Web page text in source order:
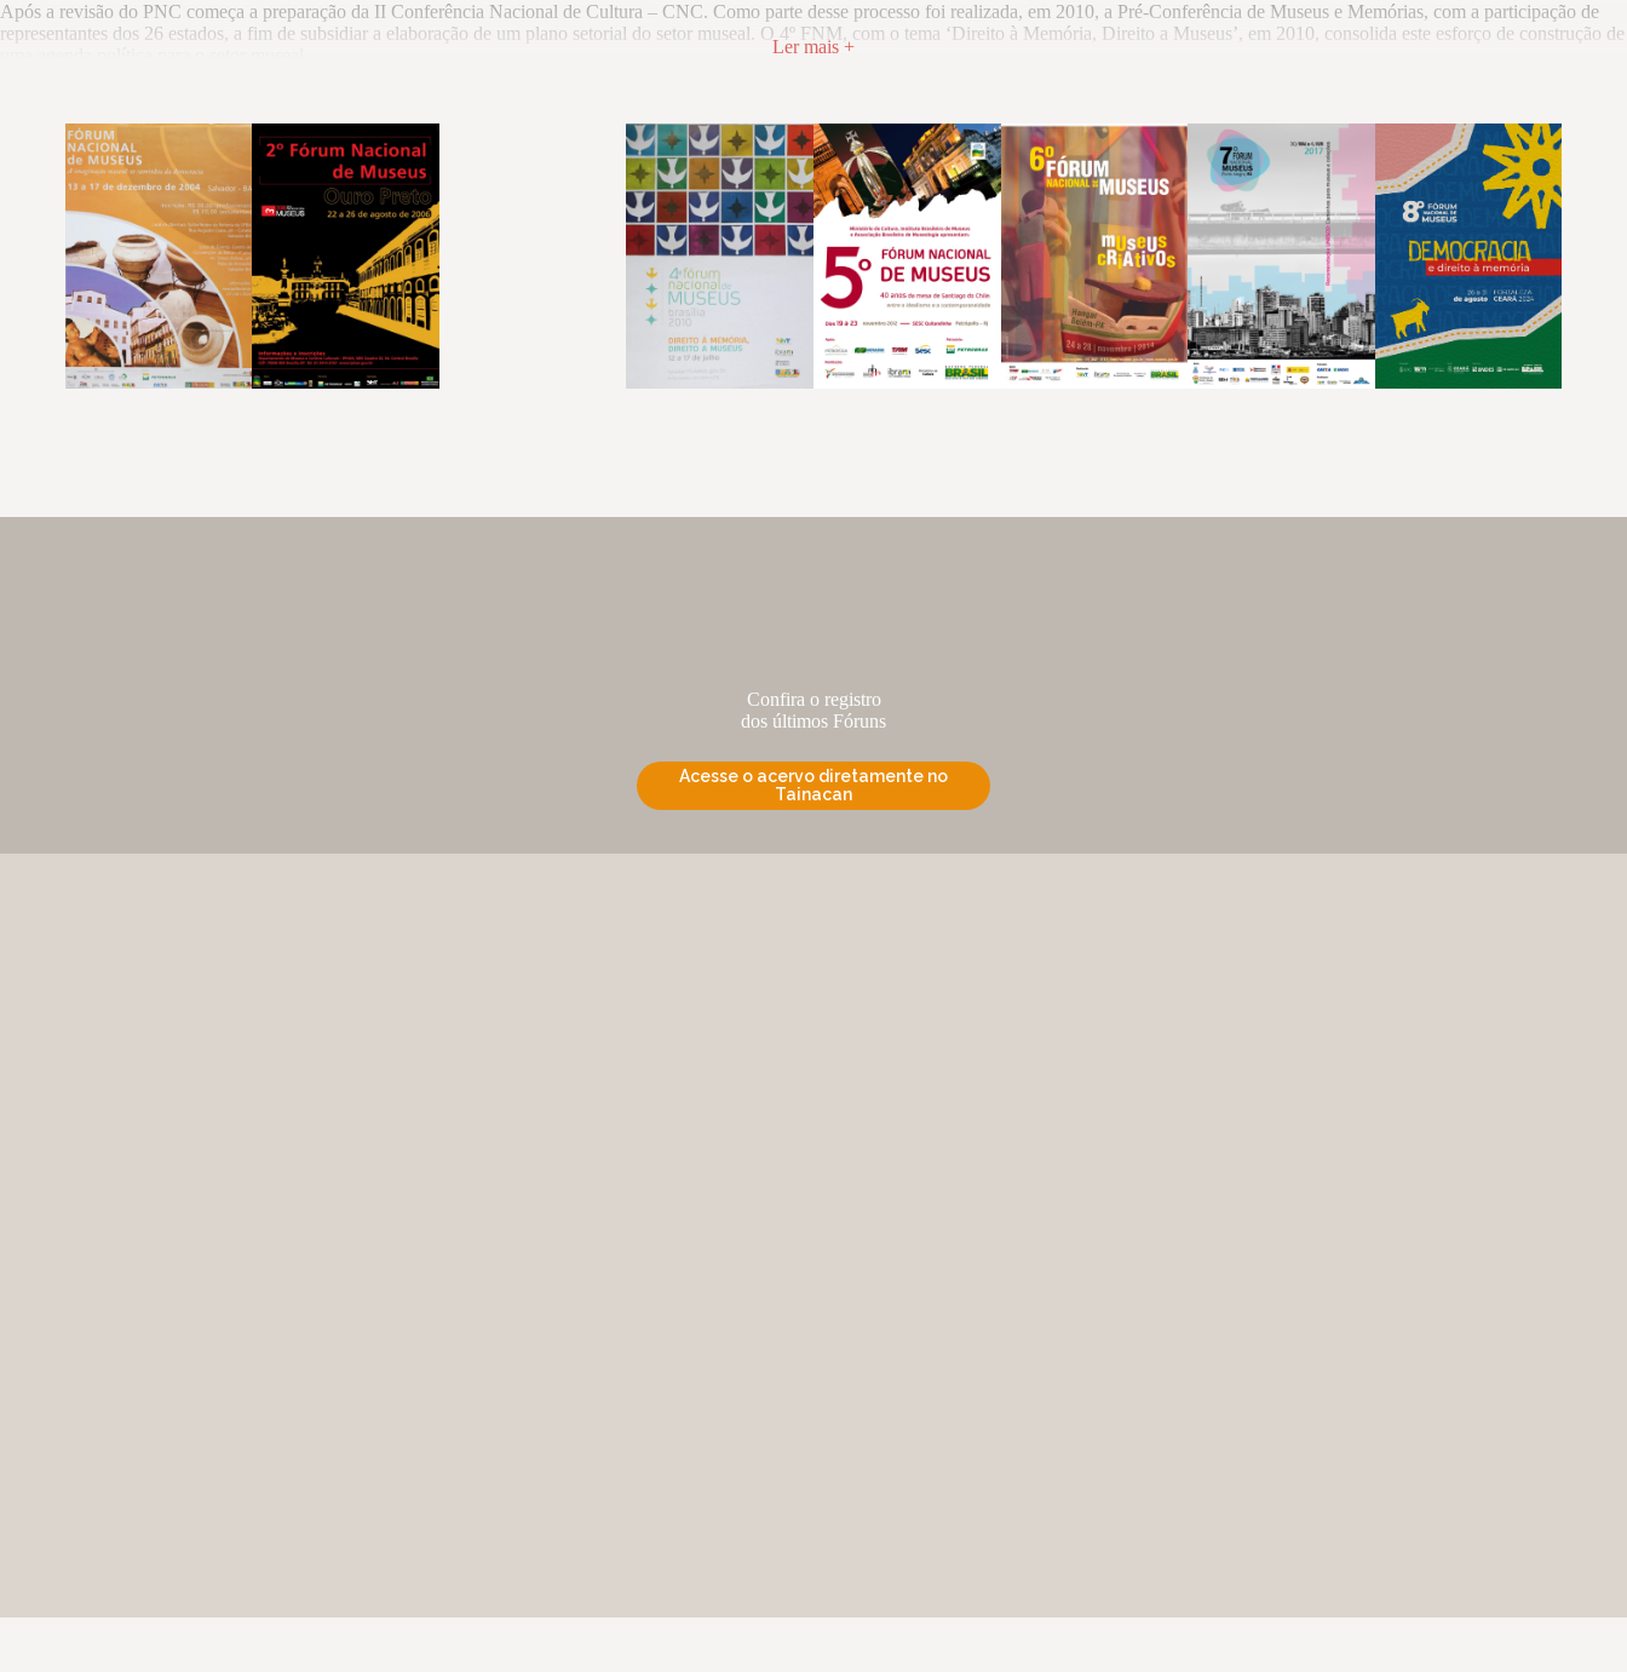
Após a revisão do PNC começa a preparação da II Conferência Nacional de Cultura – CNC. Como parte desse processo foi realizada, em 2010, a Pré-Conferência de Museus e Memórias, com a participação de
representantes dos 26 estados, a fim de subsidiar a elaboração de um plano setorial do setor museal. O 4º FNM, com o tema ‘Direito à Memória, Direito a Museus’, em 2010, consolida este esforço de construção de
plano e de acompanhar seu desenvolvimento. O Instituto Brasileiro de Museus procurou incorporar estas reflexões neste novo desafio e deseja compartilhá-las e discuti-las com o todo o setor museal.
Ler mais +
Confira o registro
dos últimos Fóruns
Acesse o acervo diretamente no
Tainacan